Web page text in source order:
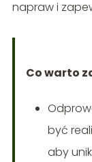
napraw i
Co warto
być
aby